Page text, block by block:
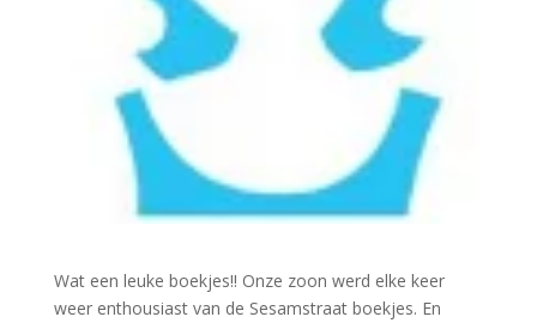
Wat een leuke boekjes!! Onze zoon werd elke keer
weer enthousiast van de Sesamstraat boekjes. En